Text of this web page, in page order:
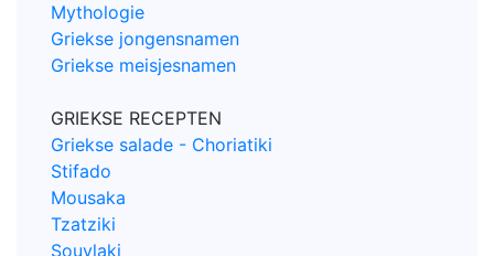
Mythologie
Griekse jongensnamen
Griekse meisjesnamen
GRIEKSE RECEPTEN
Griekse salade - Choriatiki
Stifado
Mousaka
Tzatziki
Souvlaki